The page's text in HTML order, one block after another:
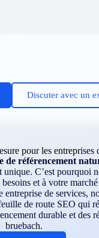
Discuter avec un
pour les entreprises
de référencement
unique. C’est pourquoi
besoins et à votre
de services,
de route SEO qui
durable et des
bruebach.